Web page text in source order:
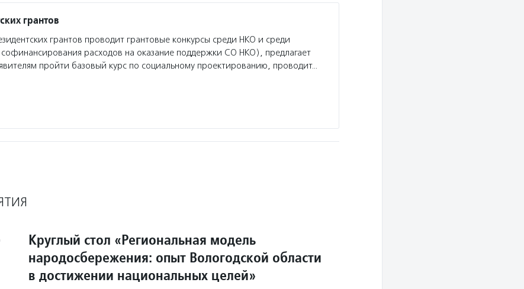
грантов
грантов проводит грантовые конкурсы среди НКО и среди
софинансирования расходов на оказание поддержки СО НКО), предлагает
пройти базовый курс по социальному проектированию, проводит…
Круглый стол «Региональная модель
народосбережения: опыт Вологодской области
в достижении национальных целей»